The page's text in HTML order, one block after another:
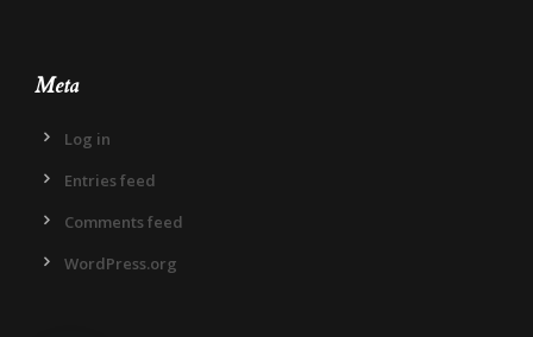
Meta
Log in
Entries feed
Comments feed
WordPress.org